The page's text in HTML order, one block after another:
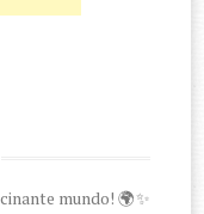
mundo! 🌍✨